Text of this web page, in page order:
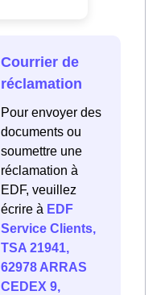
Courrier de
réclamation
Pour envoyer des
documents ou
soumettre une
réclamation à
EDF, veuillez
écrire à EDF
Service Clients,
TSA 21941,
62978 ARRAS
CEDEX 9,